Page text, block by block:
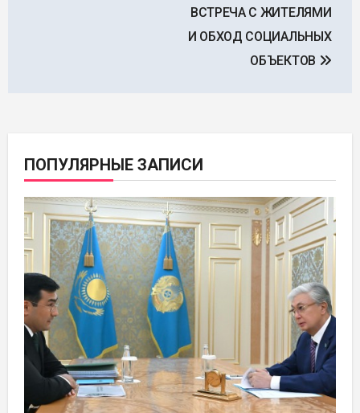
ВСТРЕЧА С ЖИТЕЛЯМИ
И ОБХОД СОЦИАЛЬНЫХ
ОБЪЕКТОВ
ПОПУЛЯРНЫЕ ЗАПИСИ